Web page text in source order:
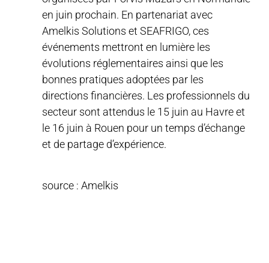
en juin prochain. En partenariat avec
Amelkis Solutions et SEAFRIGO, ces
événements mettront en lumière les
évolutions réglementaires ainsi que les
bonnes pratiques adoptées par les
directions financières. Les professionnels du
secteur sont attendus le 15 juin au Havre et
le 16 juin à Rouen pour un temps d’échange
et de partage d’expérience.
source : Amelkis